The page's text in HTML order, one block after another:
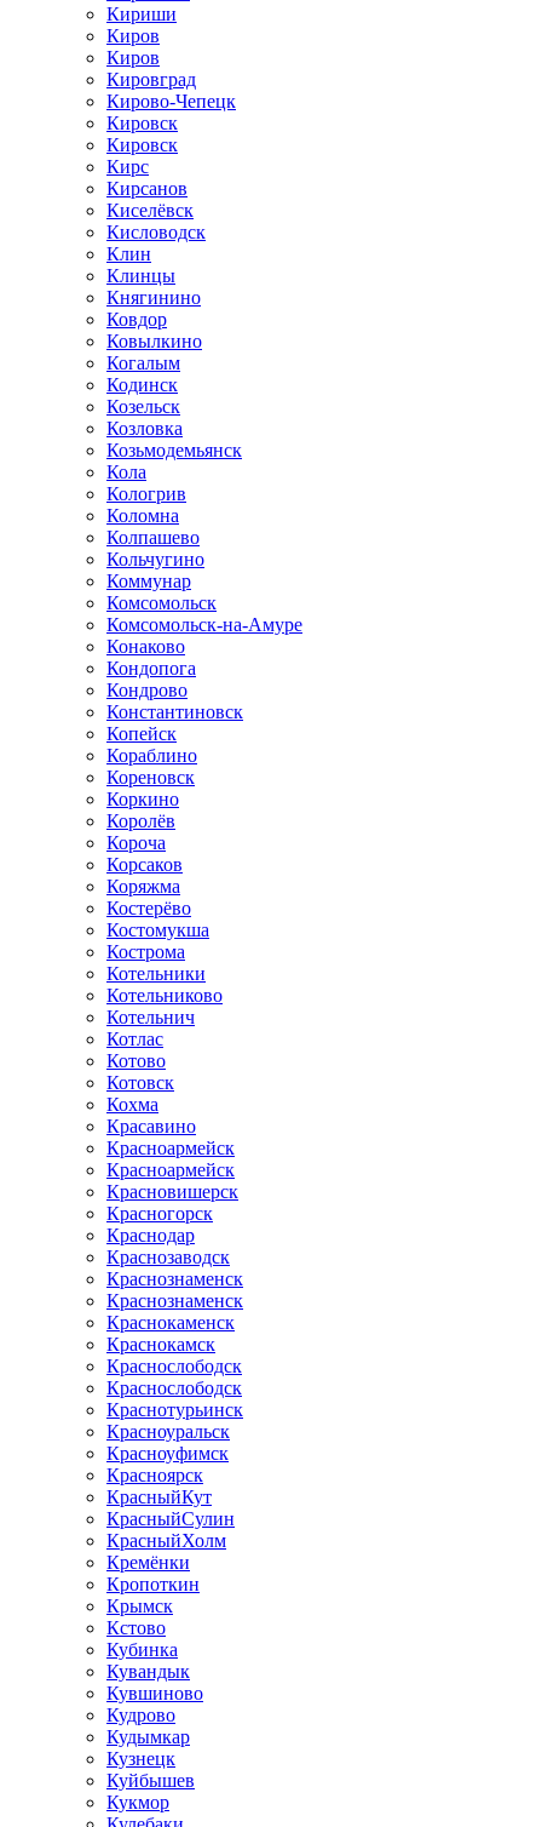
Кириши
Киров
Киров
Кировград
Кирово-Чепецк
Кировск
Кировск
Кирс
Кирсанов
Киселёвск
Кисловодск
Клин
Клинцы
Княгинино
Ковдор
Ковылкино
Когалым
Кодинск
Козельск
Козловка
Козьмодемьянск
Кола
Кологрив
Коломна
Колпашево
Кольчугино
Коммунар
Комсомольск
Комсомольск-на-Амуре
Конаково
Кондопога
Кондрово
Константиновск
Копейск
Кораблино
Кореновск
Коркино
Королёв
Короча
Корсаков
Коряжма
Костерёво
Костомукша
Кострома
Котельники
Котельниково
Котельнич
Котлас
Котово
Котовск
Кохма
Красавино
Красноармейск
Красноармейск
Красновишерск
Красногорск
Краснодар
Краснозаводск
Краснознаменск
Краснознаменск
Краснокаменск
Краснокамск
Краснослободск
Краснослободск
Краснотурьинск
Красноуральск
Красноуфимск
Красноярск
КрасныйКут
КрасныйСулин
КрасныйХолм
Кремёнки
Кропоткин
Крымск
Кстово
Кубинка
Кувандык
Кувшиново
Кудрово
Кудымкар
Кузнецк
Куйбышев
Кукмор